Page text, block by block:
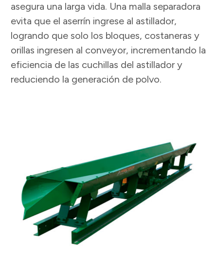
asegura una larga vida. Una malla separadora
evita que el aserrín ingrese al astillador,
logrando que solo los bloques, costaneras y
orillas ingresen al conveyor, incrementando la
eficiencia de las cuchillas del astillador y
reduciendo la generación de polvo.